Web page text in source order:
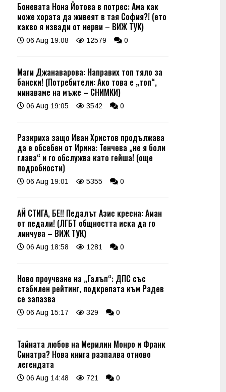
Боневата Нона Йотова в потрес: Ама как
може хората да живеят в тая София?! (ето
какво я извади от нерви – ВИЖ ТУК)
06 Aug 19:08 12579 0
Маги Джанаварова: Направих топ тяло за
бански! (Потребители: Ако това е „топ“,
минаваме на мъже – СНИМКИ)
06 Aug 19:05 3542 0
Разкриха защо Иван Христов продължава
да е обсебен от Ирина: Тенчева „не я боли
глава“ и го обслужва като гейша! (още
подробности)
06 Aug 19:01 5355 0
АЙ СТИГА, БЕ!! Педалът Азис кресна: Аман
от педали! (ЛГБТ общността иска да го
линчува – ВИЖ ТУК)
06 Aug 18:58 1281 0
Ново проучване на „Галъп“: ДПС със
стабилен рейтинг, подкрепата към Радев
се запазва
06 Aug 15:17 329 0
Тайната любов на Мерилин Монро и Франк
Синатра? Нова книга разпалва отново
легендата
06 Aug 14:48 721 0